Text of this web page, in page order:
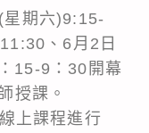
星期六)9:15-
、6月2日
15-9：30開幕
授課。
上課程進行